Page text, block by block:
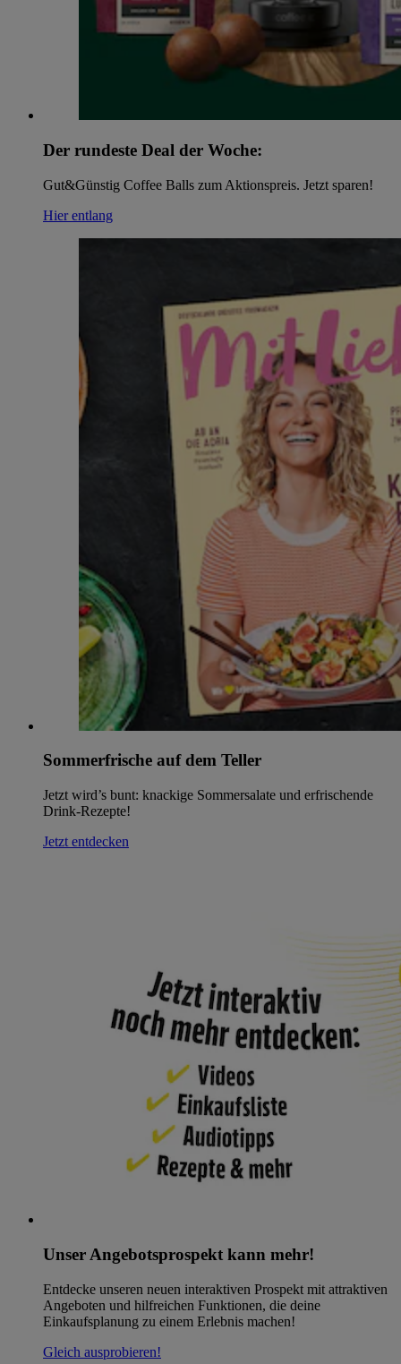
Der rundeste Deal der Woche:
Gut&Günstig Coffee Balls zum Aktionspreis. Jetzt sparen!
Hier entlang
Sommerfrische auf dem Teller
Jetzt wird’s bunt: knackige Sommersalate und erfrischende
Drink-Rezepte!
Jetzt entdecken
Unser Angebotsprospekt kann mehr!
Entdecke unseren neuen interaktiven Prospekt mit attraktiven
Angeboten und hilfreichen Funktionen, die deine
Einkaufsplanung zu einem Erlebnis machen!
Gleich ausprobieren!